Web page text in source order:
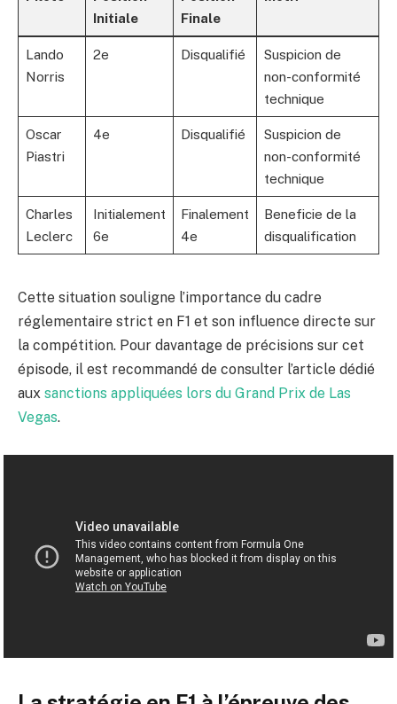
Initiale
Finale
Lando
Norris
2e Disqualifié
Suspicion de
non-conformité
technique
Oscar
Piastri
4e Disqualifié
Suspicion de
non-conformité
technique
Charles
Leclerc
Initialement
6e
Finalement
4e
Beneficie de la
disqualification
Cette situation souligne l’importance du cadre
réglementaire strict en F1 et son influence directe sur
la compétition. Pour davantage de précisions sur cet
épisode, il est recommandé de consulter l’article dédié
aux sanctions appliquées lors du Grand Prix de Las
Vegas.